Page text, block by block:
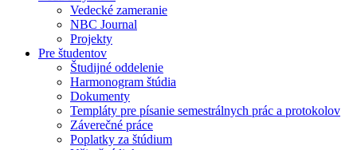
Vedecké zameranie
NBC Journal
Projekty
Pre študentov
Študijné oddelenie
Harmonogram štúdia
Dokumenty
Templáty pre písanie semestrálnych prác a protokolov
Záverečné práce
Poplatky za štúdium